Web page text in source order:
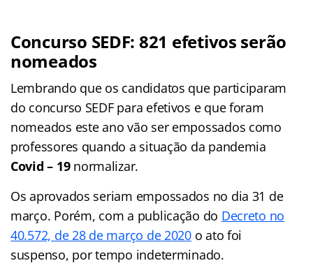
Concurso SEDF: 821 efetivos serão
nomeados
Lembrando que os candidatos que participaram
do concurso SEDF para efetivos e que foram
nomeados este ano vão ser empossados como
professores quando a situação da pandemia
Covid – 19normalizar.
Os aprovados seriam empossados no dia 31 de
março. Porém, com a publicação do Decreto no
40.572, de 28 de março de 2020o ato foi
suspenso, por tempo indeterminado.